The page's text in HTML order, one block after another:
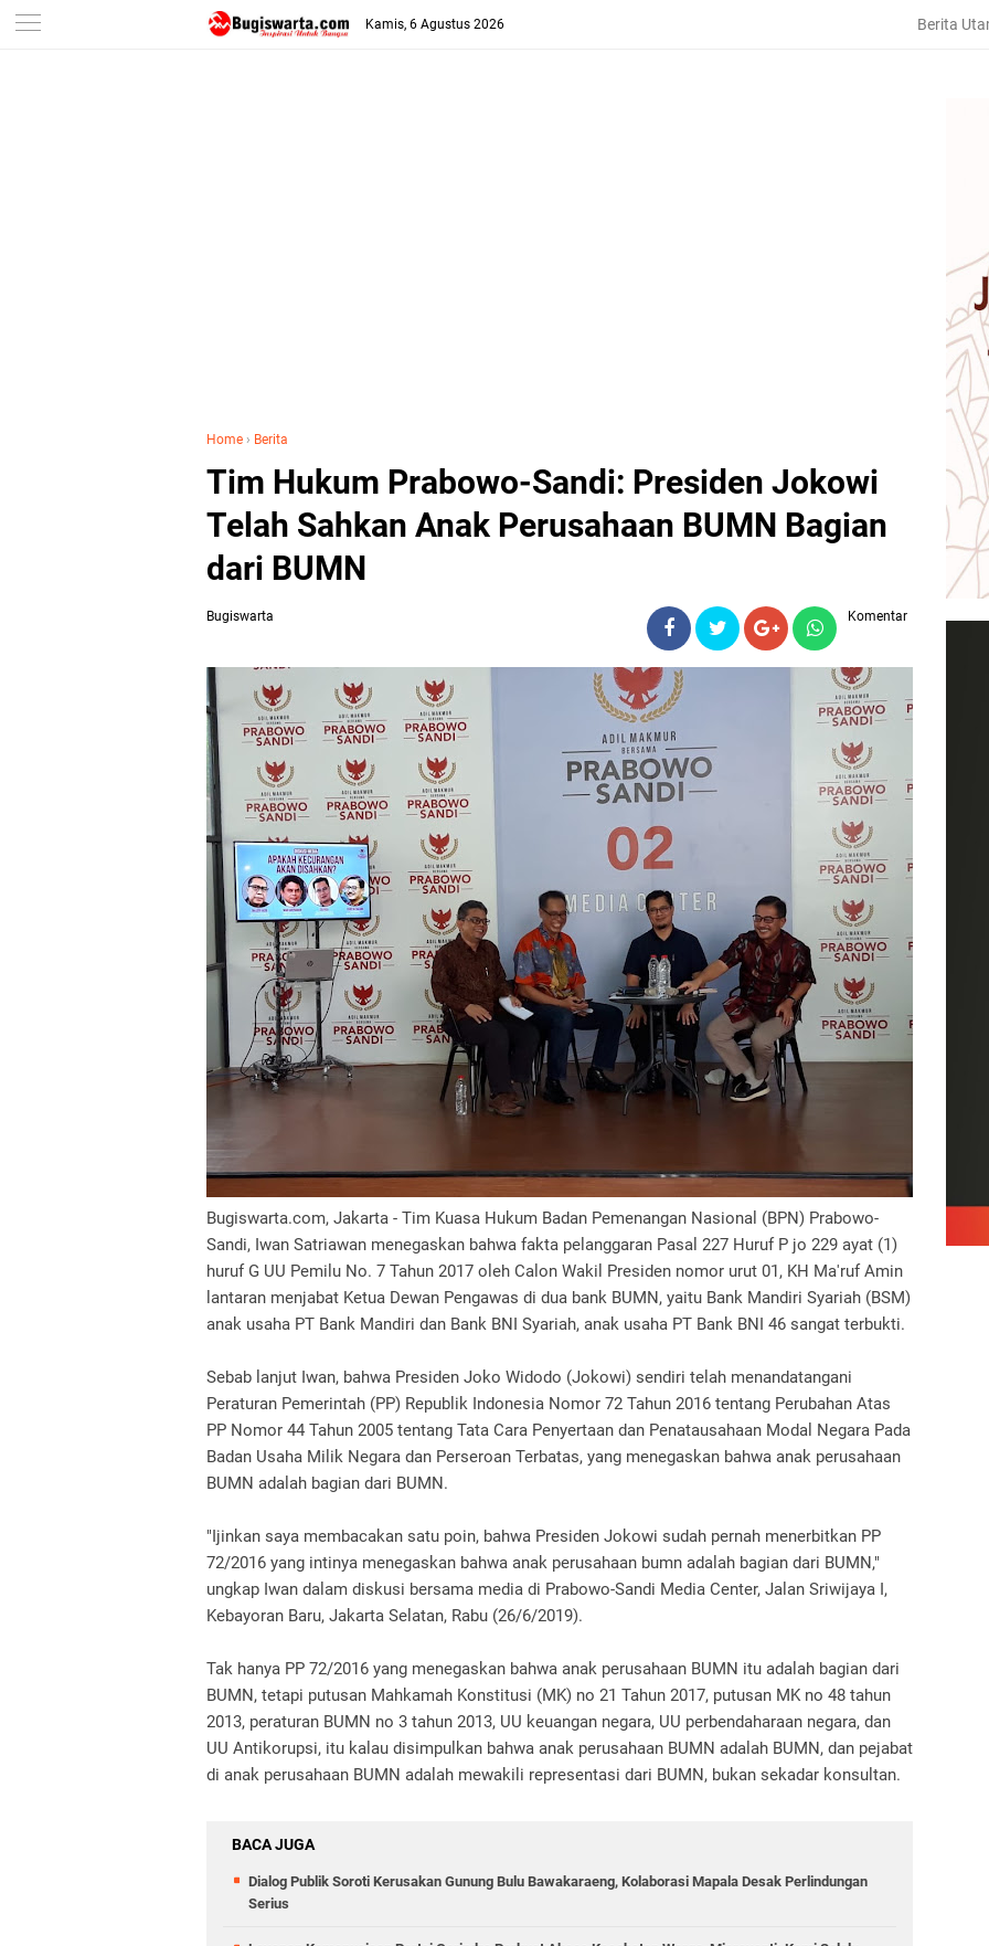
-->
Kamis, 6 Agustus 2026 Berita
Home › Berita
Tim Hukum Prabowo-Sandi: Presiden Jokowi
Telah Sahkan Anak Perusahaan BUMN Bagian
dari BUMN
Bugiswarta Komentar
Bugiswarta.com, Jakarta - Tim Kuasa Hukum Badan Pemenangan Nasional (BPN) Prabowo-
Sandi, Iwan Satriawan menegaskan bahwa fakta pelanggaran Pasal 227 Huruf P jo 229 ayat (1)
huruf G UU Pemilu No. 7 Tahun 2017 oleh Calon Wakil Presiden nomor urut 01, KH Ma'ruf Amin
lantaran menjabat Ketua Dewan Pengawas di dua bank BUMN, yaitu Bank Mandiri Syariah (BSM)
anak usaha PT Bank Mandiri dan Bank BNI Syariah, anak usaha PT Bank BNI 46 sangat terbukti.
Sebab lanjut Iwan, bahwa Presiden Joko Widodo (Jokowi) sendiri telah menandatangani
Peraturan Pemerintah (PP) Republik Indonesia Nomor 72 Tahun 2016 tentang Perubahan Atas
PP Nomor 44 Tahun 2005 tentang Tata Cara Penyertaan dan Penatausahaan Modal Negara Pada
Badan Usaha Milik Negara dan Perseroan Terbatas, yang menegaskan bahwa anak perusahaan
BUMN adalah bagian dari BUMN.
"Ijinkan saya membacakan satu poin, bahwa Presiden Jokowi sudah pernah menerbitkan PP
72/2016 yang intinya menegaskan bahwa anak perusahaan bumn adalah bagian dari BUMN,"
ungkap Iwan dalam diskusi bersama media di Prabowo-Sandi Media Center, Jalan Sriwijaya I,
Kebayoran Baru, Jakarta Selatan, Rabu (26/6/2019).
Tak hanya PP 72/2016 yang menegaskan bahwa anak perusahaan BUMN itu adalah bagian dari
BUMN, tetapi putusan Mahkamah Konstitusi (MK) no 21 Tahun 2017, putusan MK no 48 tahun
2013, peraturan BUMN no 3 tahun 2013, UU keuangan negara, UU perbendaharaan negara, dan
UU Antikorupsi, itu kalau disimpulkan bahwa anak perusahaan BUMN adalah BUMN, dan pejabat
di anak perusahaan BUMN adalah mewakili representasi dari BUMN, bukan sekadar konsultan.
BACA JUGA
Dialog Publik Soroti Kerusakan Gunung Bulu Bawakaraeng, Kolaborasi Mapala Desak Perlindungan
Serius